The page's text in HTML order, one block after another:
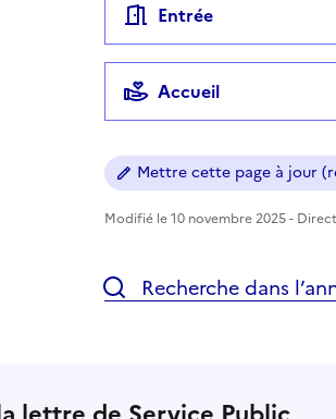
Entrée
Accueil
Mettre cette page à jour
Modifié le 10 novembre 2025 -
Recherche dans